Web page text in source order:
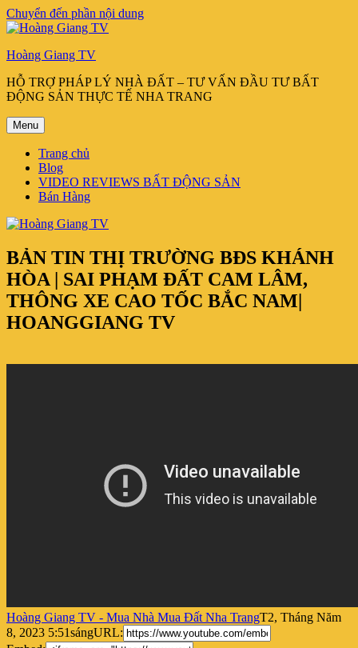
Chuyển đến phần nội dung
Hoàng Giang TV
HỖ TRỢ PHÁP LÝ NHÀ ĐẤT – TƯ VẤN ĐẦU TƯ BẤT
ĐỘNG SẢN THỰC TẾ NHA TRANG
Menu
Trang chủ
Blog
VIDEO REVIEWS BẤT ĐỘNG SẢN
Bán Hàng
BẢN TIN THỊ TRƯỜNG BĐS KHÁNH
HÒA | SAI PHẠM ĐẤT CAM LÂM,
THÔNG XE CAO TỐC BẮC NAM|
HOANGGIANG TV
Hoàng Giang TV - Mua Nhà Mua Đất Nha TrangT2, Tháng Năm
8, 2023 5:51sángURL: